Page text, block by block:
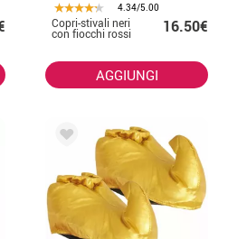
4.34/5.00
Copri-stivali neri
con fiocchi rossi 16.50€
AGGIUNGI